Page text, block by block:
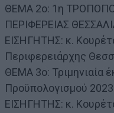
ΘΕΜΑ 2ο: 1η
ΠΕΡΙΦΕΡΕΙΑΣ
ΕΙΣΗΓΗΤΗΣ: κ.
Περιφερειάρχης
ΘΕΜΑ 3ο: Τριμηνιαία
Προϋπολογισμού 2023
ΕΙΣΗΓΗΤΗΣ: κ.